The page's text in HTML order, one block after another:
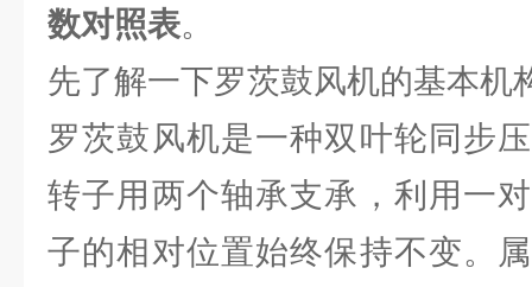
数对照表。
先了解一下罗茨鼓风机的基本机
罗茨鼓风机是一种双叶轮同步
转子用两个轴承支承，利用一
子的相对位置始终保持不变。